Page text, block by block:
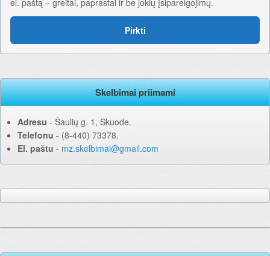
el. paštą – greitai, paprastai ir be jokių įsipareigojimų.
Pirkti
Skelbimai priimami
Adresu ‐ Šaulių g. 1, Skuode.
Telefonu ‐ (8-440) 73378.
El. paštu ‐ mz.skelbimai@gmail.com